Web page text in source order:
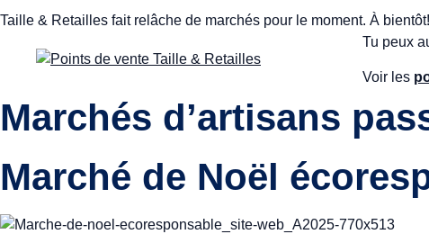
Taille & Retailles fait relâche de marchés pour le moment. À bientôt!
Tu peux
Voir les
Marchés d’artisans
Marché de Noël